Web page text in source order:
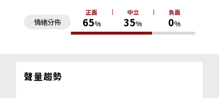
情緒分佈
正面
65%
中立
35%
負面
0%
聲量趨勢